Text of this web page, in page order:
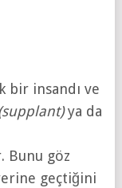
bir insandı ve
ya da
göz
geçtiğini